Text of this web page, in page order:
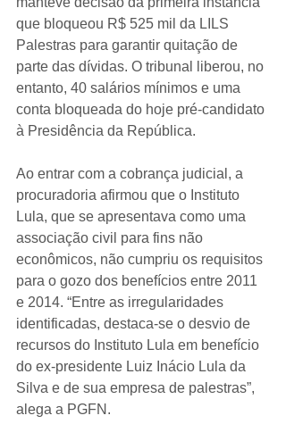
que bloqueou R$ 525 mil da LILS
Palestras para garantir quitação de
parte das dívidas. O tribunal liberou, no
entanto, 40 salários mínimos e uma
conta bloqueada do hoje pré-candidato
à Presidência da República.
Ao entrar com a cobrança judicial, a
procuradoria afirmou que o Instituto
Lula, que se apresentava como uma
associação civil para fins não
econômicos, não cumpriu os requisitos
para o gozo dos benefícios entre 2011
e 2014. “Entre as irregularidades
identificadas, destaca-se o desvio de
recursos do Instituto Lula em benefício
do ex-presidente Luiz Inácio Lula da
Silva e de sua empresa de palestras”,
alega a PGFN.